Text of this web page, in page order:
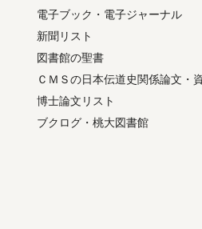
電子ブック・電子ジャーナル
新聞リスト
図書館の聖書
ＣＭＳの日本伝道史関係論文・
博士論文リスト
ブクログ・桃大図書館